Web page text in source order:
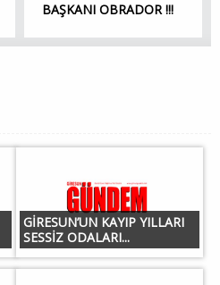
BAŞKANI OBRADOR !!!
GİRESUN’UN KAYIP YILLARI
SESSİZ ODALARI...